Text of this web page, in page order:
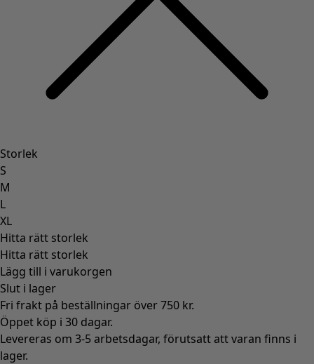
Storlek
S
M
L
XL
Hitta rätt storlek
Hitta rätt storlek
Lägg till i varukorgen
Slut i lager
Fri frakt på beställningar över 750 kr.
Öppet köp i 30 dagar.
Levereras om 3-5 arbetsdagar, förutsatt att varan finns i
lager.